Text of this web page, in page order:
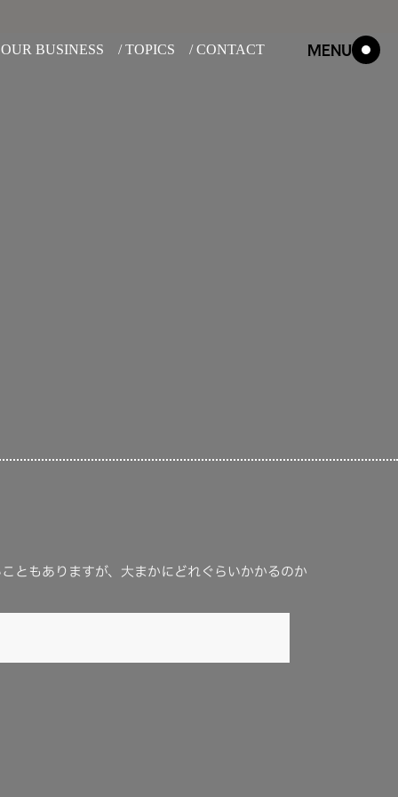
BUSINESS / TOPICS / CONTACT MENU
ともありますが、大まかにどれぐらいかかるのか